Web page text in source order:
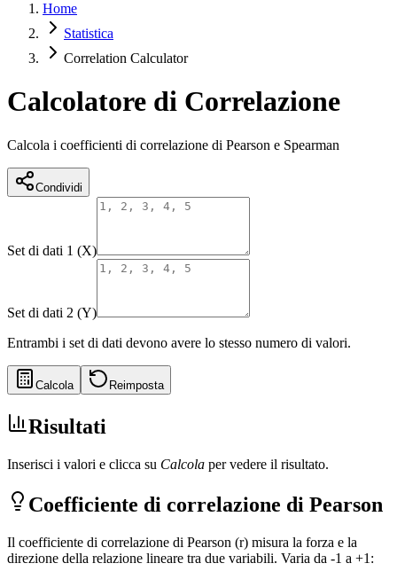
Home
Statistica
Correlation Calculator
Calcolatore di Correlazione
Calcola i coefficienti di correlazione di Pearson e Spearman
Condividi
Set di dati 1 (X)
Set di dati 2 (Y)
Entrambi i set di dati devono avere lo stesso numero di valori.
Calcola Reimposta
Risultati
Inserisci i valori e clicca su Calcola per vedere il risultato.
Coefficiente di correlazione di Pearson
Il coefficiente di correlazione di Pearson (r) misura la forza e la
direzione della relazione lineare tra due variabili. Varia da -1 a +1: